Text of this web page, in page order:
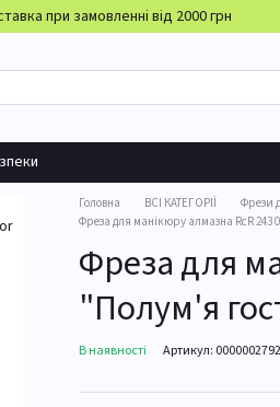
при замовленні від 2000 грн
Головна ВСІ КАТЕГОРІЇ Фрези
Фреза для манікюру алмазна RcR 243
Фреза для
"Полум'я
В наявності Артикул: